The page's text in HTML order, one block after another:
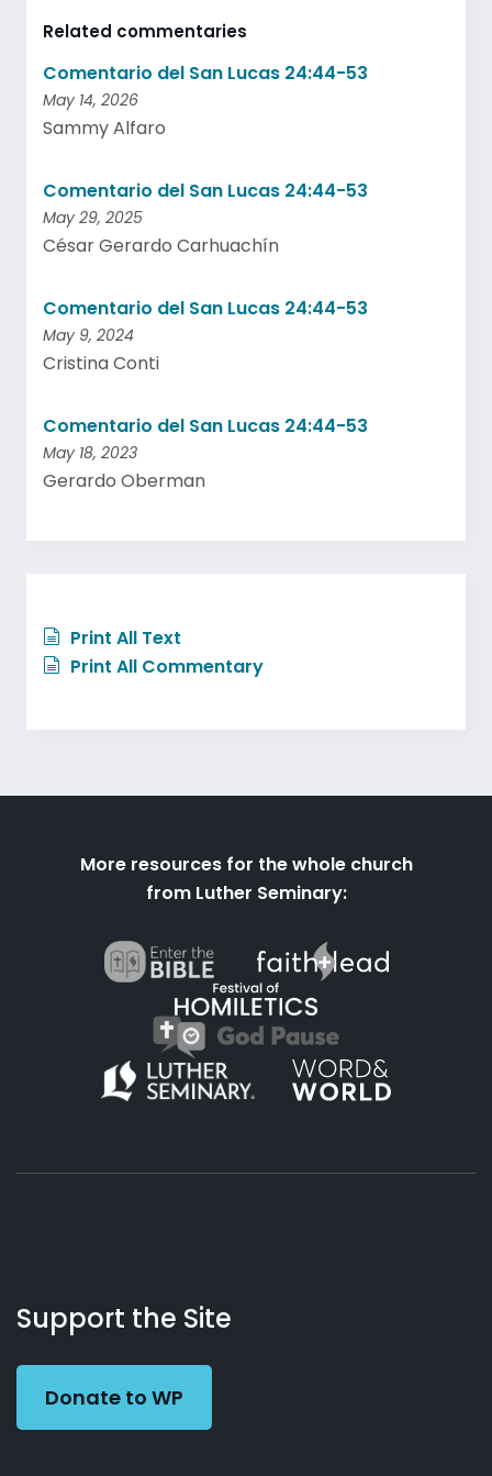
Related commentaries
Comentario del San Lucas 24:44-53
May 14, 2026
Sammy Alfaro
Comentario del San Lucas 24:44-53
May 29, 2025
César Gerardo Carhuachín
Comentario del San Lucas 24:44-53
May 9, 2024
Cristina Conti
Comentario del San Lucas 24:44-53
May 18, 2023
Gerardo Oberman
Print All Text
Print All Commentary
More resources for the whole church
from Luther Seminary:
Working
Preacher
Us
Support the Site
Donate to WP